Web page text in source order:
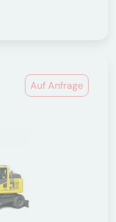
Auf Anfrage